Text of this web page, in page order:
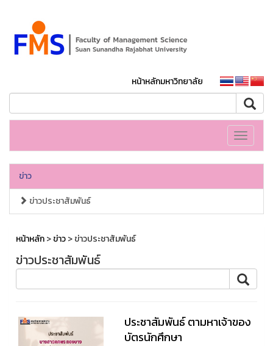
หน้าหลักมหาวิทยาลัย
Toggle
ข่าว
ข่าวประชาสัมพันธ์
หน้าหลัก>ข่าว> ข่าวประชาสัมพันธ์
ข่าวประชาสัมพันธ์
ประชาสัมพันธ์ ตามหาเจ้าของ
บัตรนักศึกษา